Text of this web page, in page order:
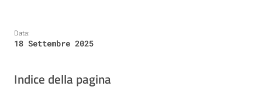
Data:
18 Settembre 2025
Indice della pagina